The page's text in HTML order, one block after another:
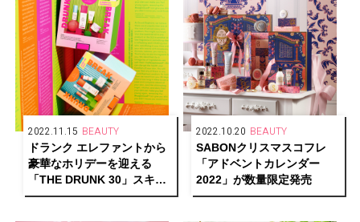
2022.11.15 BEAUTY
ドランク エレファントから
豪華なホリデーを迎える
「THE DRUNK 30」スキン
ケアキットを発売
2022.10.20 BEAUTY
SABONクリスマスコフレ
「アドベントカレンダー
2022」が数量限定発売